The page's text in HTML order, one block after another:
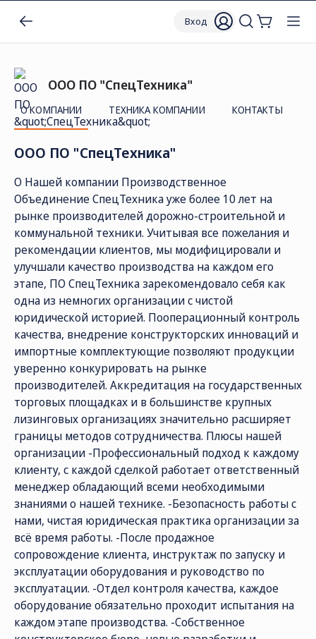
Вход
СОЦ. СЕТИ ТЕЛЕФОН
8 (800) 775-82-84
Звонок бесплатный
ООО ПО "СпецТехника"
О КОМПАНИИ ТЕХНИКА КОМПАНИИ КОНТАКТЫ
ООО ПО "СпецТехника"
О Нашей компании Производственное
Объединение СпецТехника уже более 10 лет на
рынке производителей дорожно-строительной и
коммунальной техники. Учитывая все пожелания и
рекомендации клиентов, мы модифицировали и
улучшали качество производства на каждом его
этапе, ПО СпецТехника зарекомендовало себя как
одна из немногих организации с чистой
юридической историей. Пооперационный контроль
качества, внедрение конструкторских инноваций и
импортные комплектующие позволяют продукции
уверенно конкурировать на рынке
производителей. Аккредитация на государственных
торговых площадках и в большинстве крупных
лизинговых организациях значительно расширяет
границы методов сотрудничества. Плюсы нашей
организации -Профессиональный подход к каждому
клиенту, с каждой сделкой работает ответственный
менеджер обладающий всеми необходимыми
знаниями о нашей технике. -Безопасность работы с
нами, чистая юридическая практика организации за
всё время работы. -После продажное
сопровождение клиента, инструктаж по запуску и
эксплуатации оборудования и руководство по
эксплуатации. -Отдел контроля качества, каждое
оборудование обязательно проходит испытания на
каждом этапе производства. -Собственное